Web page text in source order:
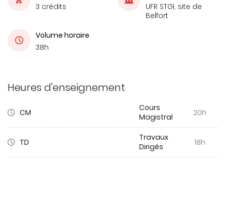
3 crédits
UFR STGI, site de
Belfort
Volume horaire
38h
Heures d'enseignement
CM
Cours
Magistral
20h
TD
Travaux
Dirigés
18h